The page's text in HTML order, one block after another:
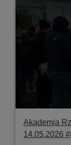
Akademia
14.05.2026